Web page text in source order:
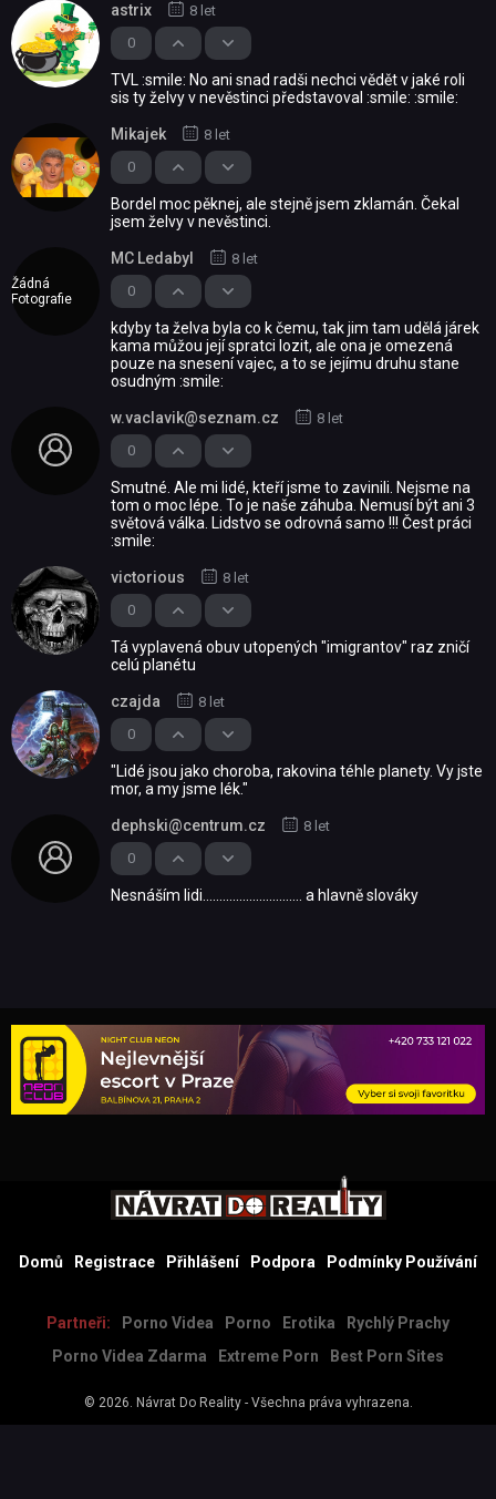
0
astrix 8 let
TVL :smile: No ani snad radši nechci vědět v jaké roli
sis ty želvy v nevěstinci představoval :smile: :smile:
0
Mikajek 8 let
Bordel moc pěknej, ale stejně jsem zklamán. Čekal
jsem želvy v nevěstinci.
Žádná
Fotografie
0
MC Ledabyl 8 let
kdyby ta želva byla co k čemu, tak jim tam udělá járek
kama můžou její spratci lozit, ale ona je omezená
pouze na snesení vajec, a to se jejímu druhu stane
osudným :smile:
0
w.vaclavik@seznam.cz 8 let
Smutné. Ale mi lidé, kteří jsme to zavinili. Nejsme na
tom o moc lépe. To je naše záhuba. Nemusí být ani 3
světová válka. Lidstvo se odrovná samo !!! Čest práci
:smile:
0
victorious 8 let
Tá vyplavená obuv utopených "imigrantov" raz zničí
celú planétu
0
czajda 8 let
"Lidé jsou jako choroba, rakovina téhle planety. Vy jste
mor, a my jsme lék."
0
dephski@centrum.cz 8 let
Nesnáším lidi.............................. a hlavně slováky
Domů Registrace Přihlášení Podpora Podmínky Používání
Partneři: Porno Videa Porno Erotika
Rychlý Prachy
Porno Videa Zdarma
Extreme Porn Best Porn Sites
© 2026. Návrat Do Reality- Všechna práva vyhrazena.